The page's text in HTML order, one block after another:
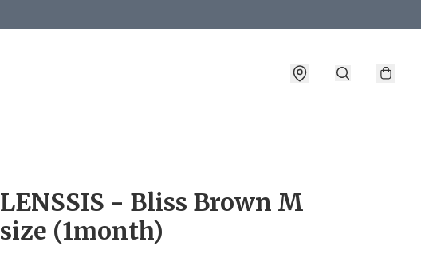
LENSSIS - Bliss Brown M
size (1month)